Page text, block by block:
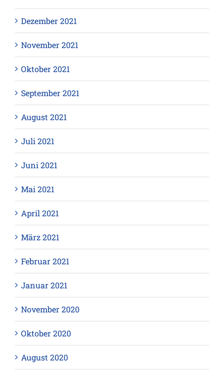
Dezember 2021
November 2021
Oktober 2021
September 2021
August 2021
Juli 2021
Juni 2021
Mai 2021
April 2021
März 2021
Februar 2021
Januar 2021
November 2020
Oktober 2020
August 2020